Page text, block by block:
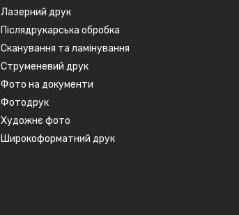
Лазерний друк
Післядрукарська обробка
Сканування та ламінування
Струменевий друк
Фото на документи
Фотодрук
Художнє фото
Широкоформатний друк